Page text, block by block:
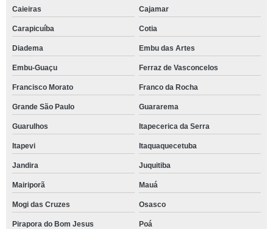
Caieiras Cajamar
Carapicuíba Cotia
Diadema Embu das Artes
Embu-Guaçu Ferraz de Vasconcelos
Francisco Morato Franco da Rocha
Grande São Paulo Guararema
Guarulhos Itapecerica da Serra
Itapevi Itaquaquecetuba
Jandira Juquitiba
Mairiporã Mauá
Mogi das Cruzes Osasco
Pirapora do Bom Jesus Poá